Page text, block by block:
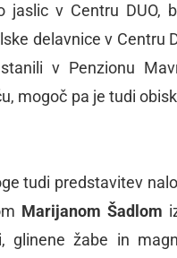
jaslic v Centru DUO,
delavnice v Centru
v Penzionu
mogoč pa je tudi
tudi predstavitev
Marijanom Šadlom
glinene žabe in